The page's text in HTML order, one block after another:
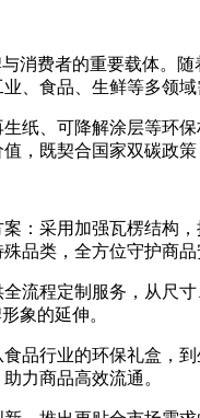
消费者的重要载体。
、食品、生鲜等多领
、可降解涂层等环
，既契合国家双碳政
：采用加强瓦楞结构
品类，全方位守护商品
流程定制服务，从尺
象的延伸。
行业的环保礼盒，
力商品高效流通。